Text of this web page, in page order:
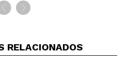
RELACIONADOS